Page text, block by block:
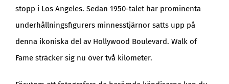
stopp i Los Angeles. Sedan 1950-talet har prominenta
underhållningsfigurers minnesstjärnor satts upp på
denna ikoniska del av Hollywood Boulevard. Walk of
Fame sträcker sig nu över två kilometer.